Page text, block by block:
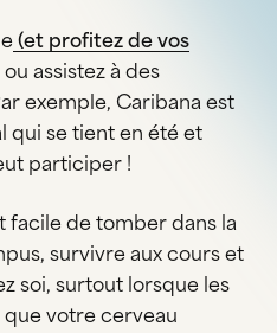
(et profitez de vos
ou assistez à des
exemple, Caribana est
qui se tient en été et
participer !
facile de tomber dans la
survivre aux cours et
soi, surtout lorsque les
que votre cerveau